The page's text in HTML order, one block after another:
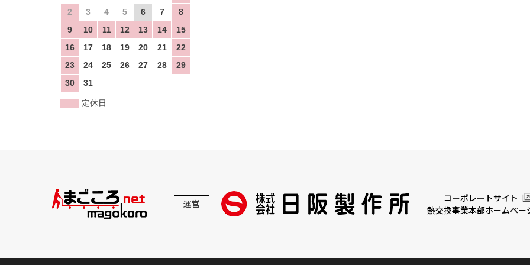
2 3 4 5 6 7
8
9
10 11 12 13 14
15
16
17 18 19 20 21
22
23
24 25 26 27 28
29
30
31
定休日
運営
コーポレートサイト
熱交換事業本部ホームペー